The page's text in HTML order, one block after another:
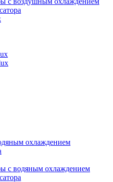
охлаждением
с водяным охлаждением